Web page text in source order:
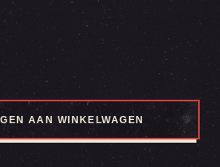
AAN WINKELWAGEN